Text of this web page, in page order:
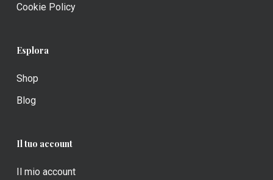
Cookie Policy
Esplora
Shop
Blog
Il tuo account
Il mio account